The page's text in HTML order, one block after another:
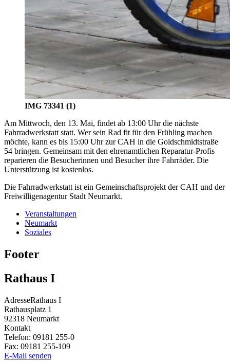
IMG 73341 (1)
Am Mittwoch, den 13. Mai, findet ab 13:00 Uhr die nächste
Fahrradwerkstatt statt. Wer sein Rad fit für den Frühling machen
möchte, kann es bis 15:00 Uhr zur CAH in die Goldschmidtstraße
54 bringen. Gemeinsam mit den ehrenamtlichen Reparatur-Profis
reparieren die Besucherinnen und Besucher ihre Fahrräder. Die
Unterstützung ist kostenlos.
Die Fahrradwerkstatt ist ein Gemeinschaftsprojekt der CAH und der
Freiwilligenagentur Stadt Neumarkt.
Veranstaltungen
Neumarkt
Soziales
Footer
Rathaus I
AdresseRathaus I
Rathausplatz 1
92318 Neumarkt
Kontakt
Telefon: 09181 255-0
Fax: 09181 255-109
E-Mail senden